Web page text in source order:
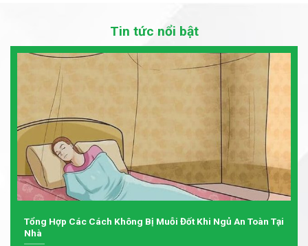
Tin tức nổi bật
Tổng Hợp Các Cách Không Bị Muỗi Đốt Khi Ngủ An Toàn Tại
Nhà